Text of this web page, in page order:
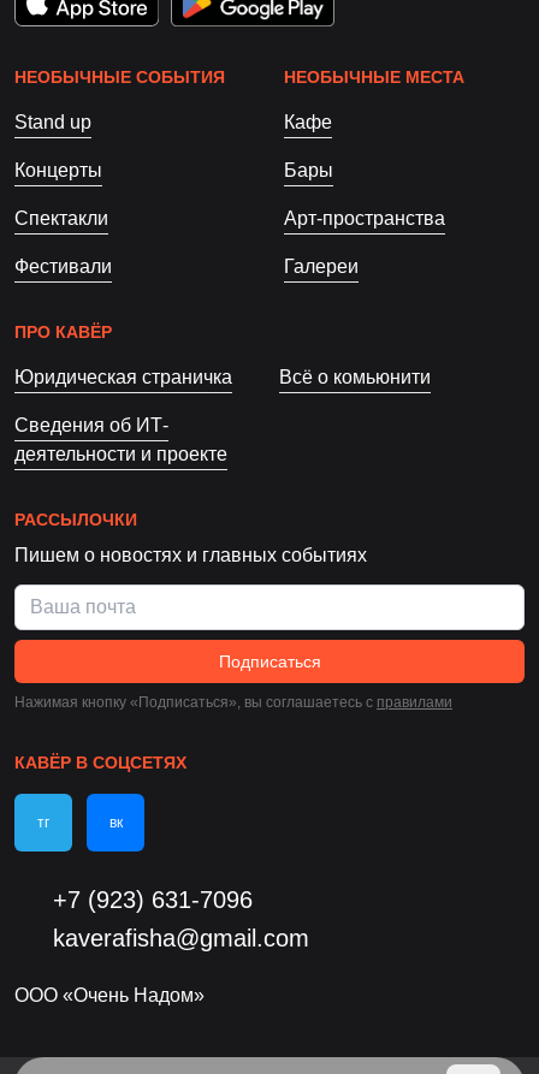
НЕОБЫЧНЫЕ СОБЫТИЯ
Stand up
Концерты
Спектакли
Фестивали
НЕОБЫЧНЫЕ МЕСТА
Кафе
Бары
Арт-пространства
Галереи
ПРО КАВЁР
Юридическая страничка Всё о комьюнити
Сведения об ИТ-
деятельности и проекте
РАССЫЛОЧКИ
Пишем о новостях и главных событиях
Подписаться
Нажимая кнопку «Подписаться», вы соглашаетесь c правилами
КАВЁР В СОЦСЕТЯХ
тг вк
+7 (923) 631-7096
kaverafisha@gmail.com
ООО «Очень Надом»